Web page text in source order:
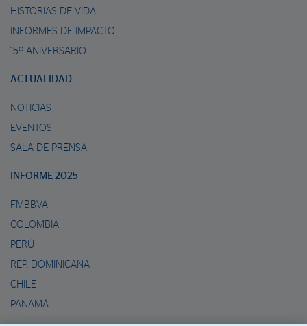
HISTORIAS DE VIDA
INFORMES DE IMPACTO
15º ANIVERSARIO
ACTUALIDAD
NOTICIAS
EVENTOS
SALA DE PRENSA
INFORME 2025
FMBBVA
COLOMBIA
PERÚ
REP. DOMINICANA
CHILE
PANAMÁ